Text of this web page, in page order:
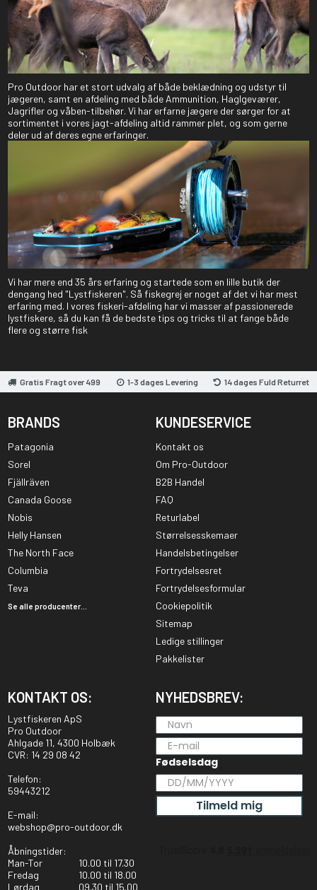
Pro Outdoor har et stort udvalg af både beklædning og udstyr til
jægeren, samt en afdeling med både Ammunition, Haglgeværer,
Jagrifler og våben-tilbehør. Vi har erfarne jægere der sørger for at
sortimentet i vores jagt-afdeling altid rammer plet, og som gerne
deler ud af deres egne erfaringer.
Vi har mere end 35 års erfaring og startede som en lille butik der
dengang hed "Lystfiskeren". Så fiskegrej er noget af det vi har mest
erfaring med. I vores fiskeri-afdeling har vi masser af passionerede
lystfiskere, så du kan få de bedste tips og tricks til at fange både
flere og større fisk
Gratis Fragt over 499 1-3 dages Levering 14 dages Fuld Returret
BRANDS
Patagonia
Sorel
Fjällräven
Canada Goose
Nobis
Helly Hansen
The North Face
Columbia
Teva
Se alle producenter...
KUNDESERVICE
Kontakt os
Om Pro-Outdoor
B2B Handel
FAQ
Returlabel
Størrelsesskemaer
Handelsbetingelser
Fortrydelsesret
Fortrydelsesformular
Cookiepolitik
Sitemap
Ledige stillinger
Pakkelister
KONTAKT OS:
Lystfiskeren ApS
Pro Outdoor
Ahlgade 11, 4300 Holbæk
CVR: 14 29 08 42
Telefon:
59443212
E-mail:
webshop@pro-outdoor.dk
Åbningstider:
Man-Tor
10.00 til 17.30
Fredag
10.00 til 18.00
Lørdag
09.30 til 15.00
NYHEDSBREV:
Fødselsdag
Tilmeld mig